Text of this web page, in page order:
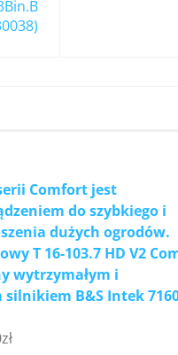
Comfort jest
do szybkiego i
dużych ogrodów.
T 16-103.7 HD V2
wytrzymałym i
B&S Intek
zł